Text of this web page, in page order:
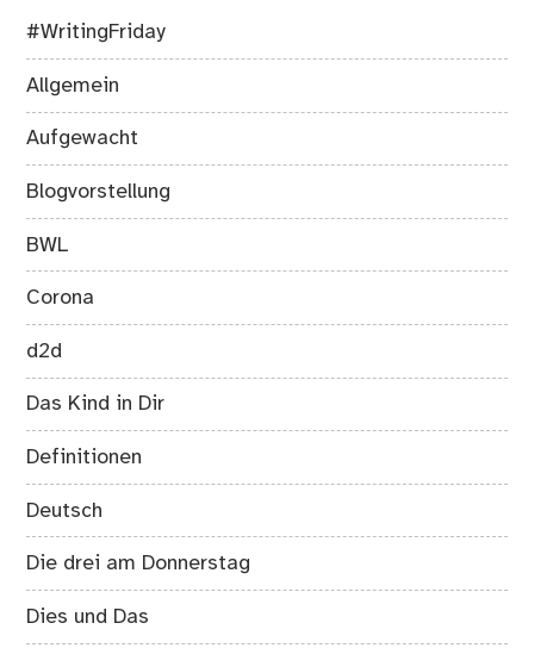
#WritingFriday
Allgemein
Aufgewacht
Blogvorstellung
BWL
Corona
d2d
Das Kind in Dir
Definitionen
Deutsch
Die drei am Donnerstag
Dies und Das